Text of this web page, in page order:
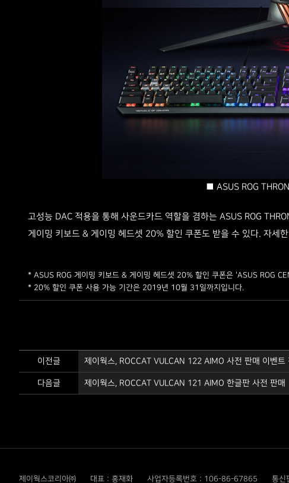
■ ASUS ROG
고성능 DAC 적용을 통해 사운드카드 역할을 겸하는 ASUS ROG
게이밍 키보드 & 게이밍 헤드셋 20% 할인 쿠폰도 받을 수 있다. 자
* ASUS ROG 게이밍 키보드 & 게이밍 헤드셋 20% 할인 쿠폰은 'ASUS ROG
​* ​20% 할인 쿠폰 사용 가능 기간은 2019년 10월 31일까지입니다.
이전글 제이웍스, ROCCAT VULCAN 122 AIMO 사전 판매 이벤트
다음글 제이웍스, ROCCAT VULCAN 121 AIMO 한글판 사전 판매
제이웍스코리아㈜ 대표 : 홍재화 사업자등록번호 : 106-86-67865 통신